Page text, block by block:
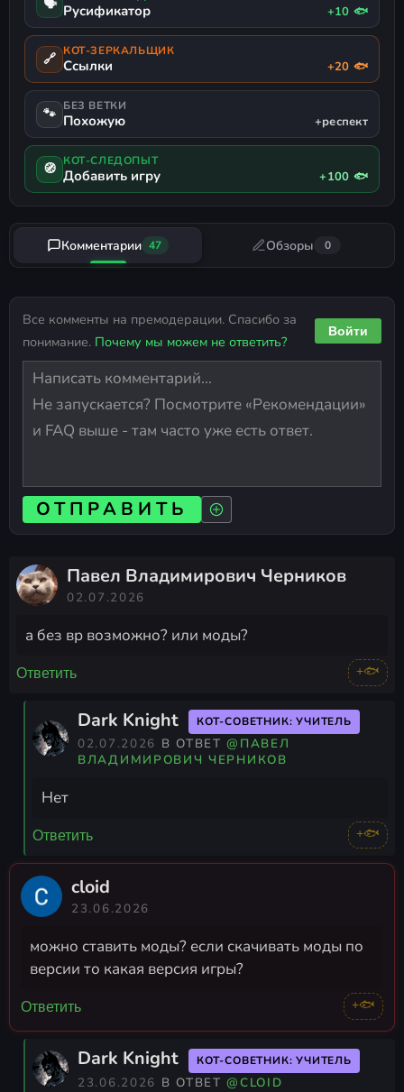
🗣 Русификатор +10 🐟
🔗 КОТ-ЗЕРКАЛЬЩИК
Ссылки +20 🐟
🐾 БЕЗ ВЕТКИ
Похожую +респект
🧭 КОТ-СЛЕДОПЫТ
Добавить игру +100 🐟
Комментарии 47 Обзоры 0
Все комменты на премодерации. Спасибо за
понимание. Почему мы можем не ответить?
Войти
ОТПРАВИТЬ
Павел Владимирович Черников
02.07.2026
а без вр возможно? или моды?
Ответить +🐟
Dark Knight КОТ-СОВЕТНИК: УЧИТЕЛЬ
02.07.2026 В ОТВЕТ@ПАВЕЛ
ВЛАДИМИРОВИЧ ЧЕРНИКОВ
Нет
Ответить +🐟
cloid
23.06.2026
можно ставить моды? если скачивать моды по
версии то какая версия игры?
Ответить +🐟
Dark Knight КОТ-СОВЕТНИК: УЧИТЕЛЬ
23.06.2026 В ОТВЕТ@CLOID